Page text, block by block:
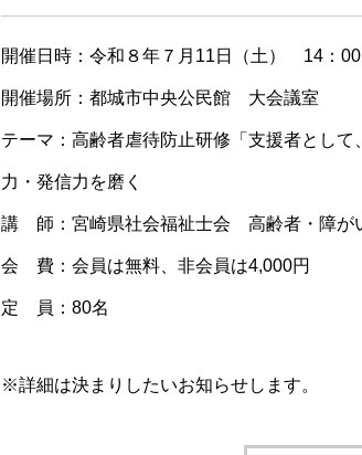
開催日時：令和８年７月11日（土） 14：
開催場所：都城市中央公民館 大会議室
テーマ：高齢者虐待防止研修「支援者とし
力・発信力を磨く
講 師：宮崎県社会福祉士会 高齢者・障
会 費：会員は無料、非会員は4,000円
定 員：80名
※詳細は決まりしたいお知らせします。